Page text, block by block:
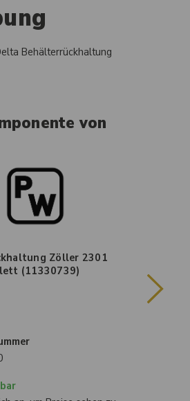
Behälterrückhaltung
von
Zöller 2301
(11330739)